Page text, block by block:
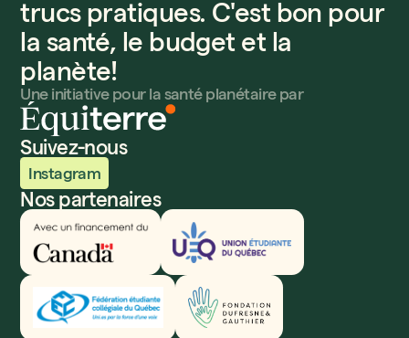
trucs pratiques. C'est bon pour
la santé, le budget et la
planète!
Une initiative pour la santé planétaire par
Suivez-nous
Instagram
Nos partenaires
Innovation, Sciences et Développement économique
Union étudiante du Québec
Fédération étudiante collégiale du Québec
Fondation Dufresne et Gauthier